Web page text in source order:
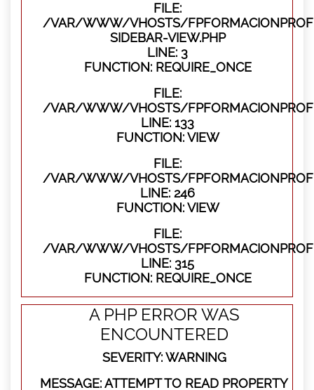
FILE:
/VAR/WWW/VHOSTS/
SIDEBAR-VIEW.PHP
LINE: 3
FUNCTION: REQUIRE_ONCE
FILE:
/VAR/WWW/VHOSTS/
LINE: 133
FUNCTION: VIEW
FILE:
/VAR/WWW/VHOSTS/
LINE: 246
FUNCTION: VIEW
FILE:
/VAR/WWW/VHOSTS/
LINE: 315
FUNCTION: REQUIRE_ONCE
A PHP ERROR WAS
ENCOUNTERED
SEVERITY: WARNING
MESSAGE: ATTEMPT TO READ PROPERTY